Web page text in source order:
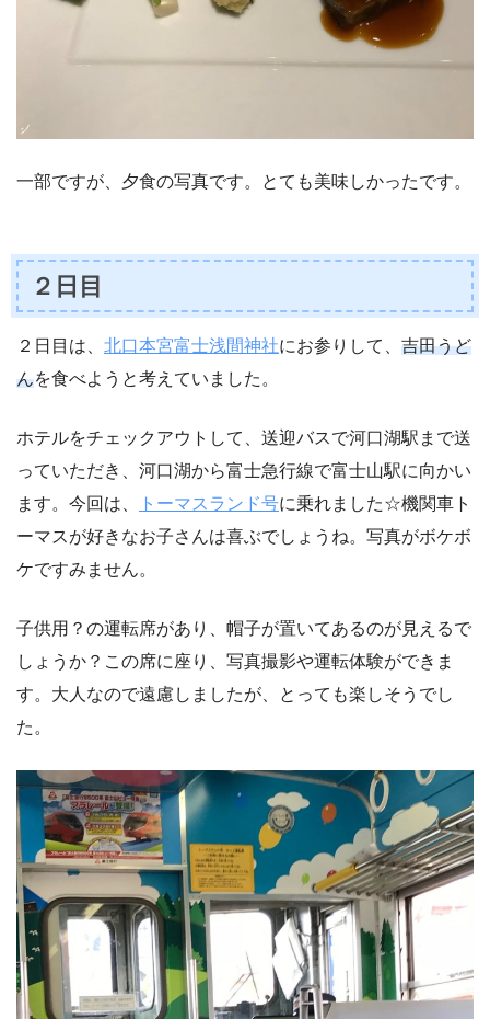
一部ですが、夕食の写真です。とても美味しかったです。
２日目
２日目は、 北口本宮富士浅間神社にお参りして、 吉田うど
んを食べようと考えていました。
ホテルをチェックアウトして、送迎バスで河口湖駅まで送
っていただき、河口湖から富士急行線で富士山駅に向かい
ます。今回は、
トーマスランド号に乗れました☆機関車ト
ーマスが好きなお子さんは喜ぶでしょうね。写真がボケボ
ケですみません。
子供用？の運転席があり、帽子が置いてあるのが見えるで
しょうか？この席に座り、写真撮影や運転体験ができま
す。大人なので遠慮しましたが、とっても楽しそうでし
た。